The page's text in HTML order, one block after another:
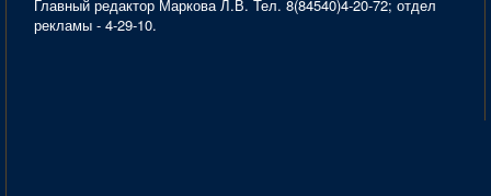
Главный редактор Маркова Л.В. Тел. 8(84540)4-20-72; отдел
рекламы - 4-29-10.